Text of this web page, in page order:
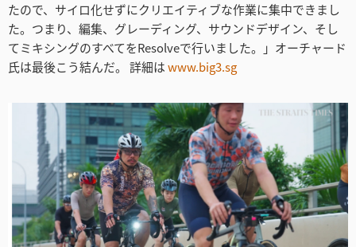
たので、サイロ化せずにクリエイティブな作業に集中できまし
た。つまり、編集、グレーディング、サウンドデザイン、そし
てミキシングのすべてをResolveで行いました。」オーチャード
氏は最後こう結んだ。 詳細はwww.big3.sg